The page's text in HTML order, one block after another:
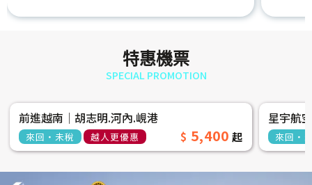
特惠機票
SPECIAL PROMOTION
前進越南│胡志明.河內.峴港
來回‧未稅 越人更優惠 5,400
星宇航
來回‧